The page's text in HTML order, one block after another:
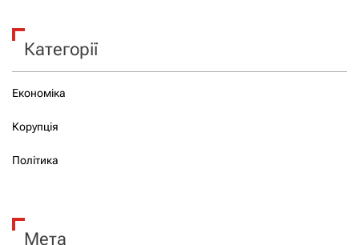
Категорії
Економіка
Корупція
Політика
Мета